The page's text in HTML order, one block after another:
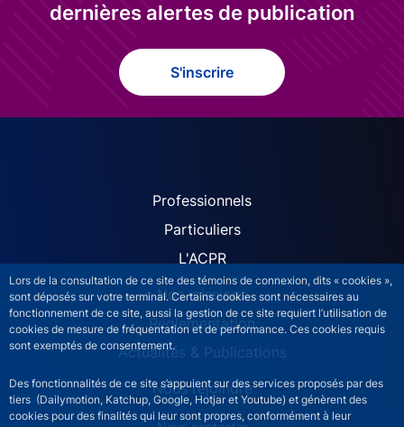
Lors de la consultation de ce site des témoins de connexion, dits « cookies »,
sont déposés sur votre terminal. Certains cookies sont nécessaires au
fonctionnement de ce site, aussi la gestion de ce site requiert l’utilisation de
cookies de mesure de fréquentation et de performance. Ces cookies requis
sont exemptés de consentement.
Des fonctionnalités de ce site s’appuient sur des services proposés par des
tiers (Dailymotion, Katchup, Google, Hotjar et Youtube) et génèrent des
cookies pour des finalités qui leur sont propres, conformément à leur
dernières alertes de publication
S'inscrire
ACPR site navigation
Professionnels
Particuliers
L'ACPR
Nos missions
Réglementation
Actualités & Publications
Nous rejoindre